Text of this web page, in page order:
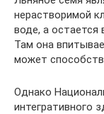
нерастворимой
воде, а остается
Там она
может
Однако
интегративного